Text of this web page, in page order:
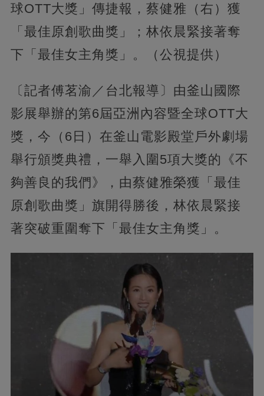
球OTT大獎」傳捷報，蔡健雅（右）獲
「最佳原創歌曲獎」；林依晨緊接著奪
下「最佳女主角獎」。（公視提供）
〔記者傅茗渝／台北報導〕由釜山國際
影展舉辦的第6屆亞洲內容暨全球OTT大
獎，今（6日）在釜山電影殿堂戶外劇場
舉行頒獎典禮，一舉入圍5項大獎的《不
夠善良的我們》，由蔡健雅榮獲「最佳
原創歌曲獎」旗開得勝後，林依晨緊接
著突破重圍奪下「最佳女主角獎」。